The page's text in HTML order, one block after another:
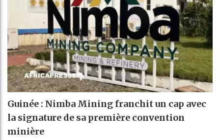
Guinée : Nimba Mining franchit un cap avec
la signature de sa première convention
minière